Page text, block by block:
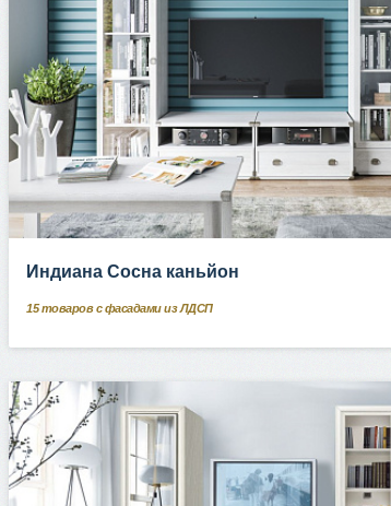
Индиана Сосна каньйон
15 товаров с фасадами из ЛДСП